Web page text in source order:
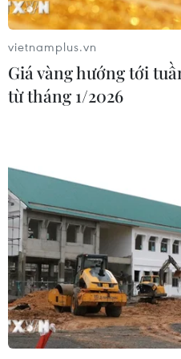
02/08/2026 22:47
CƠ QUAN CHỦ QUẢN: THÔNG TẤN XÃ
Tổng Biên tập: TRẦN TIẾN
Phó Tổng Biên tập:
THỦY
Sở hữu trí tuệ
RSS
vietnamplus.vn
Giá vàng hướng tới
từ tháng 1/2026